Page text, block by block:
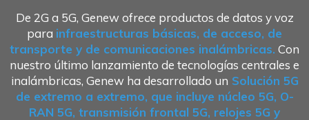
De 2G a 5G, Genew ofrece productos de datos y voz
para infraestructuras básicas, de acceso, de
transporte y de comunicaciones inalámbricas. Con
nuestro último lanzamiento de tecnologías centrales e
inalámbricas, Genew ha desarrollado un Solución 5G
de extremo a extremo, que incluye núcleo 5G, O-
RAN 5G, transmisión frontal 5G, relojes 5G y